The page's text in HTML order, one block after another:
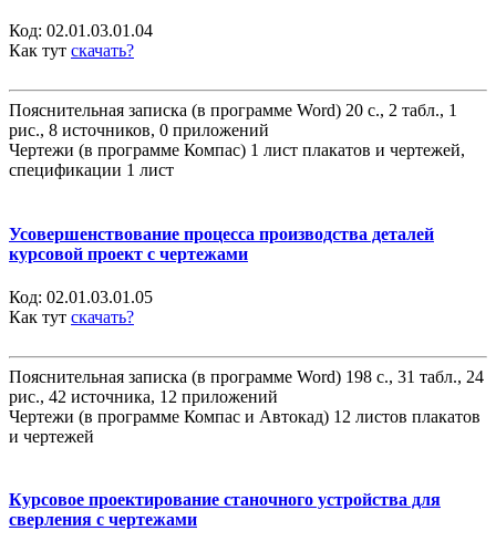
Код: 02.01.03.01.04
Как тут скачать?
Пояснительная записка (в программе Word) 20 с., 2 табл., 1
рис., 8 источников, 0 приложений
Чертежи (в программе Компас) 1 лист плакатов и чертежей,
спецификации 1 лист
Усовершенствование процесса производства деталей
курсовой проект с чертежами
Код: 02.01.03.01.05
Как тут скачать?
Пояснительная записка (в программе Word) 198 с., 31 табл., 24
рис., 42 источника, 12 приложений
Чертежи (в программе Компас и Автокад) 12 листов плакатов
и чертежей
Курсовое проектирование станочного устройства для
сверления с чертежами